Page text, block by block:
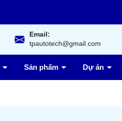
Email:
tpautotech@gmail.com
Sản phẩm Dự án